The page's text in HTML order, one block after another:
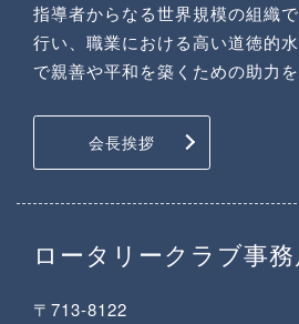
指導者からなる世界規模の組織
行い、職業における高い道徳的
で親善や平和を築くための助力を
会長挨拶
ロータリークラブ事
〒713-8122